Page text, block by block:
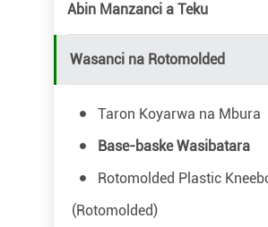
Abin Manzanci a Teku
Wasanci na Rotomolded
Taron Koyarwa na Mbura
Base-baske Wasibatara
Rotomolded Plastic
(Rotomolded)